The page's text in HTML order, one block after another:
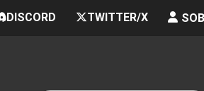
DISCORD TWITTER/X